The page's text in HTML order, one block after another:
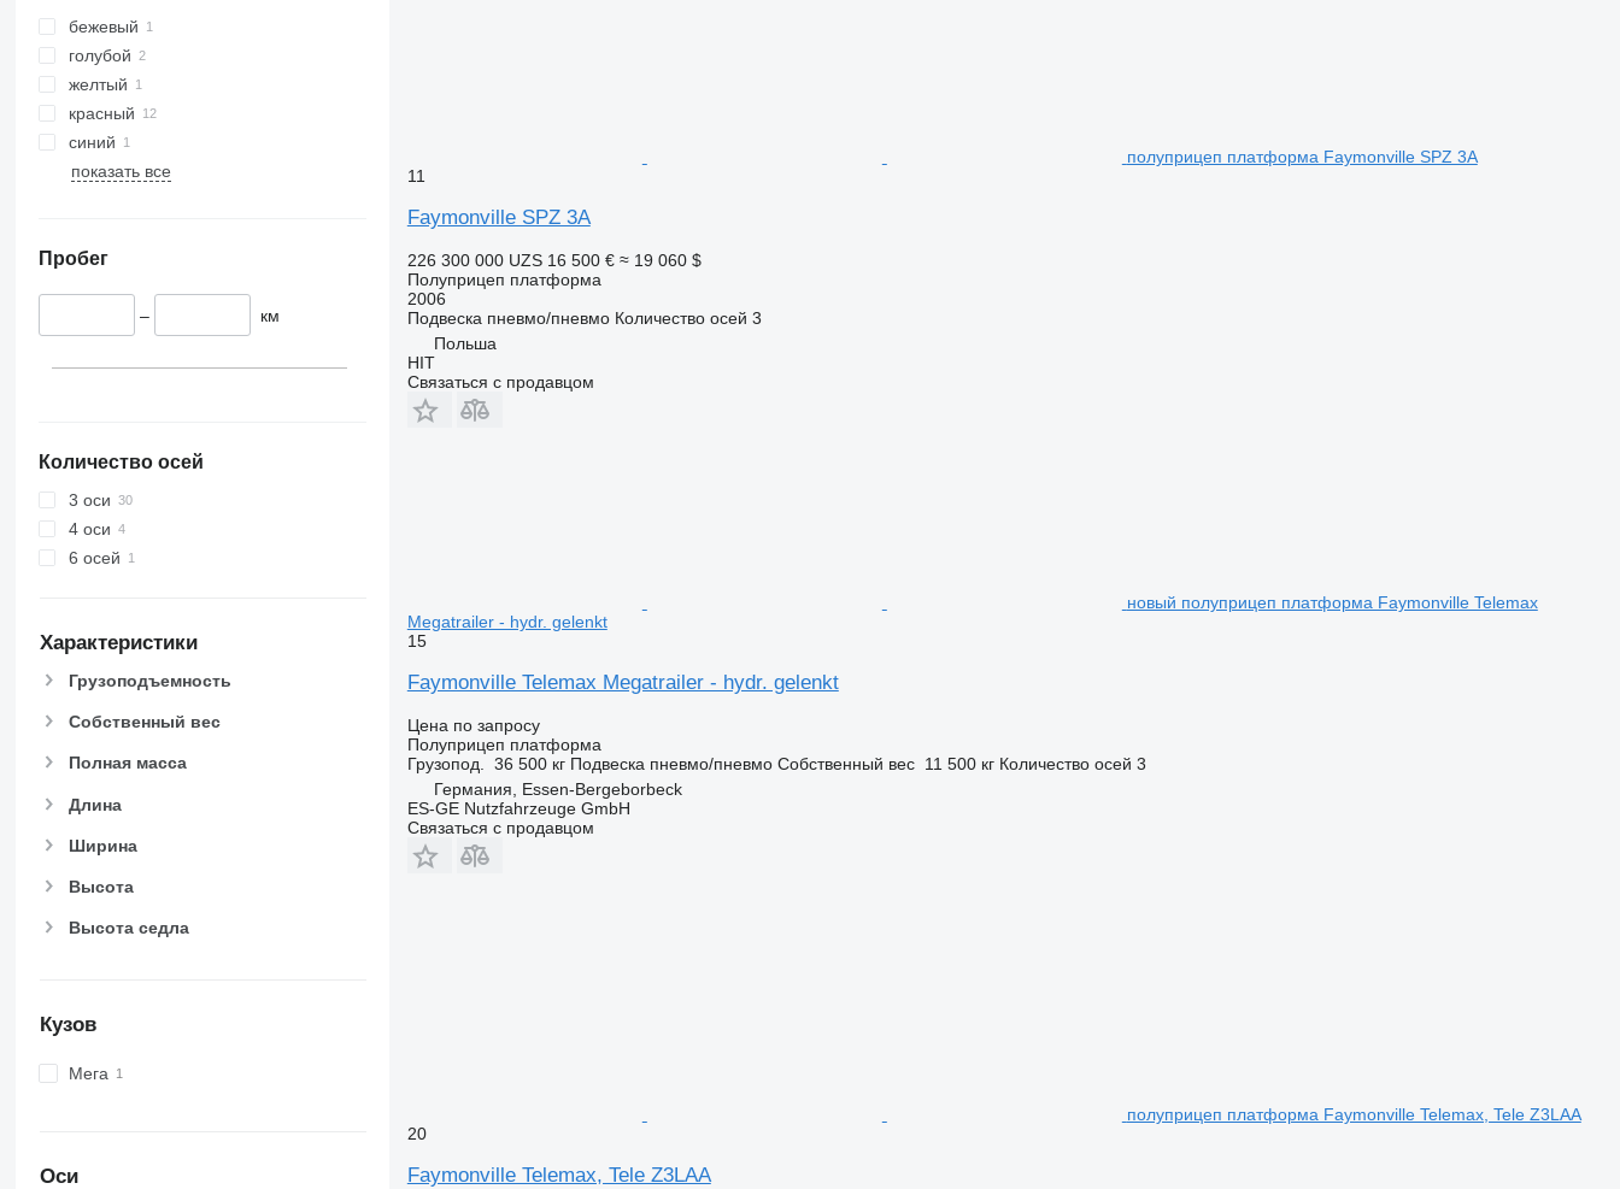
бежевый
голубой
желтый
красный
синий
показать все
Пробег
– км
Количество осей
3 оси
4 оси
6 осей
Характеристики
Грузоподъемность
Собственный вес
Полная масса
Длина
Ширина
Высота
Высота седла
Кузов
Мега
Оси
полуприцеп платформа Faymonville SPZ 3A
11
Faymonville SPZ 3A
226 300 000 UZS 16 500 € ≈ 19 060 $
Полуприцеп платформа
2006
Подвеска пневмо/пневмо Количество осей 3
Польша
HIT
Связаться с продавцом
новый полуприцеп платформа Faymonville Telemax
Megatrailer - hydr. gelenkt
15
Faymonville Telemax Megatrailer - hydr. gelenkt
Цена по запросу
Полуприцеп платформа
Грузопод.
36 500 кг Подвеска пневмо/пневмо Собственный вес 11 500 кг Количество осей 3
Германия, Essen-Bergeborbeck
ES-GE Nutzfahrzeuge GmbH
Связаться с продавцом
полуприцеп платформа Faymonville Telemax, Tele Z3LAA
20
Faymonville Telemax, Tele Z3LAA